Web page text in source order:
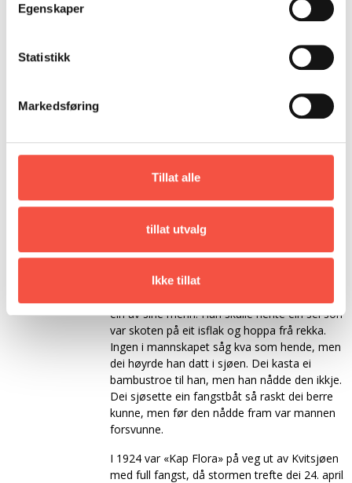
Egenskaper
Statistikk
Markedsføring
Tillat alle
tillat utvalg
Ikke tillat
1921 vart «Kap Flora» oppbrakt i Kvitsjøen
«Polargutten». Brakt inn til Arkhangelsk og
halden i arrest der til seinhausten same året.
Mannskapet var i Vardø og henta skuta i
I 1922 gjekk «Kap Flora» og «Sælbarden» inn til
Danmarkstredet for å drive fangst på levande
moskus og isbjørn. «Kap Flora» fekk 6 levande
moskus og «Sælbarden» fekk 7. 9 av desse
dyra vart selde til dyrehagar i Philadelphia,
levandefangsten av moskus her:
https://www.ishavsmuseet.no/blogger/moskus-
Under fangst i Kvitesjøen i 1923 misser skuta
ein av sine menn. Han skulle hente ein sel som
var skoten på eit isflak og hoppa frå rekka.
Ingen i mannskapet såg kva som hende, men
dei høyrde han datt i sjøen. Dei kasta ei
bambustroe til han, men han nådde den ikkje.
Dei sjøsette ein fangstbåt så raskt dei berre
kunne, men før den nådde fram var mannen
forsvunne.
I 1924 var «Kap Flora» på veg ut av Kvitsjøen
med full fangst, då stormen trefte dei 24. april.